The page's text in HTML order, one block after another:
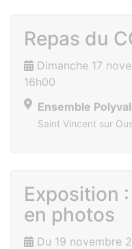
Repas du
Dimanche 17
16h00
Ensemble
Saint Vincent sur
Exposition
en photos
Du 19 novembre